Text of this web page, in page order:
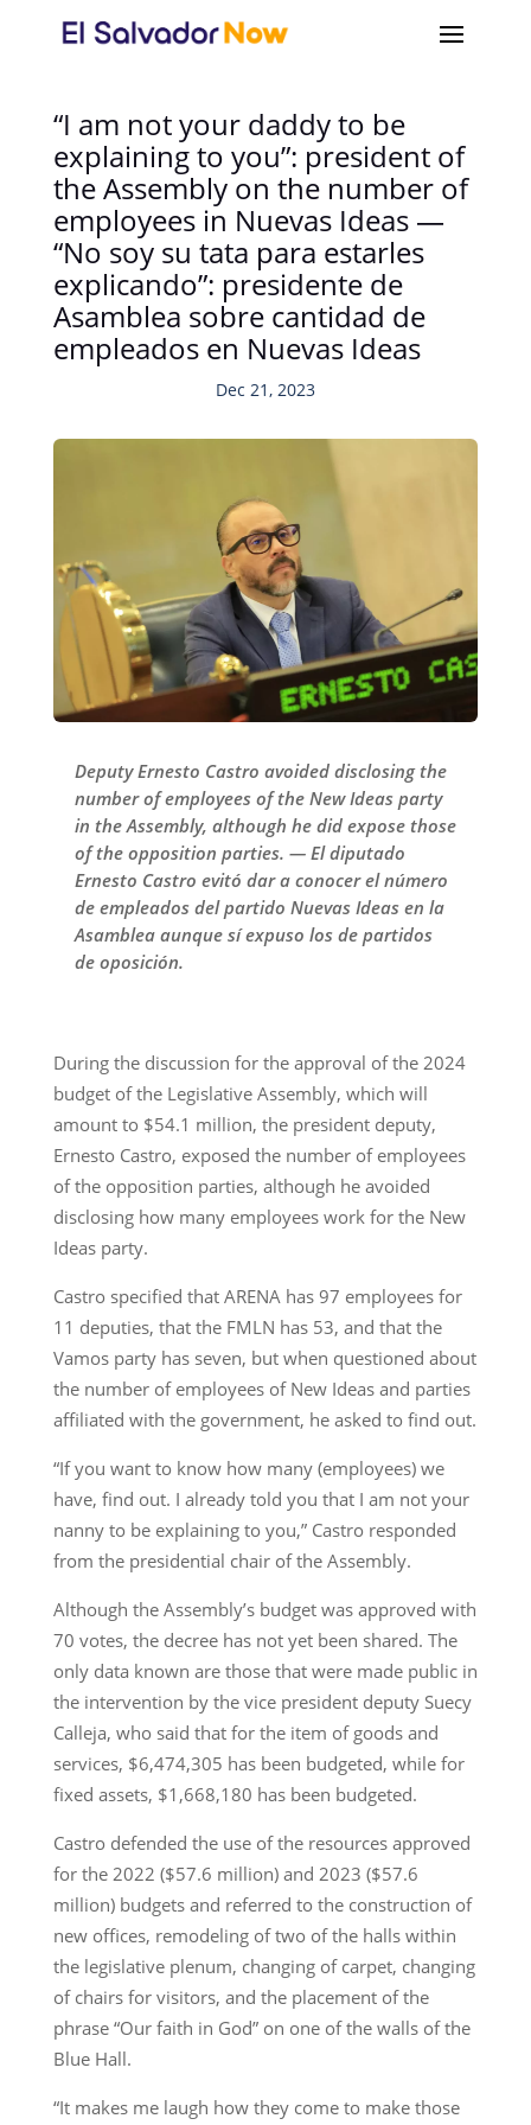
“I am not your daddy to be
explaining to you”: president of
the Assembly on the number of
employees in Nuevas Ideas —
“No soy su tata para estarles
explicando”: presidente de
Asamblea sobre cantidad de
empleados en Nuevas Ideas
Dec 21, 2023
Deputy Ernesto Castro avoided disclosing the
number of employees of the New Ideas party
in the Assembly, although he did expose those
of the opposition parties. — El diputado
Ernesto Castro evitó dar a conocer el número
de empleados del partido Nuevas Ideas en la
Asamblea aunque sí expuso los de partidos
de oposición.
During the discussion for the approval of the 2024
budget of the Legislative Assembly, which will
amount to $54.1 million, the president deputy,
Ernesto Castro, exposed the number of employees
of the opposition parties, although he avoided
disclosing how many employees work for the New
Ideas party.
Castro specified that ARENA has 97 employees for
11 deputies, that the FMLN has 53, and that the
Vamos party has seven, but when questioned about
the number of employees of New Ideas and parties
affiliated with the government, he asked to find out.
“If you want to know how many (employees) we
have, find out. I already told you that I am not your
nanny to be explaining to you,” Castro responded
from the presidential chair of the Assembly.
Although the Assembly’s budget was approved with
70 votes, the decree has not yet been shared. The
only data known are those that were made public in
the intervention by the vice president deputy Suecy
Calleja, who said that for the item of goods and
services, $6,474,305 has been budgeted, while for
fixed assets, $1,668,180 has been budgeted.
Castro defended the use of the resources approved
for the 2022 ($57.6 million) and 2023 ($57.6
million) budgets and referred to the construction of
new offices, remodeling of two of the halls within
the legislative plenum, changing of carpet, changing
of chairs for visitors, and the placement of the
phrase “Our faith in God” on one of the walls of the
Blue Hall.
“It makes me laugh how they come to make those